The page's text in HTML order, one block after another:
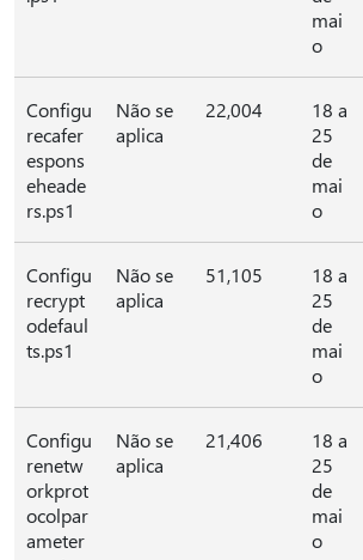
mai
o
Configu
recafer
espons
eheade
rs.ps1
Não se
aplica
22,004
18 a
25
de
mai
o
Configu
recrypt
odefaul
ts.ps1
Não se
aplica
51,105
18 a
25
de
mai
o
Configu
renetw
orkprot
ocolpar
ameter
Não se
aplica
21,406
18 a
25
de
mai
o